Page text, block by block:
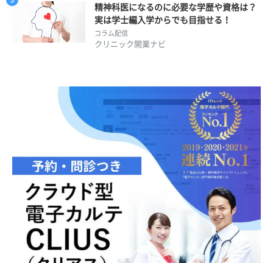
精神科医になるのに必要な学歴や資格は？
実は学士編入学からでも目指せる！
コラム配信
クリニック開業ナビ